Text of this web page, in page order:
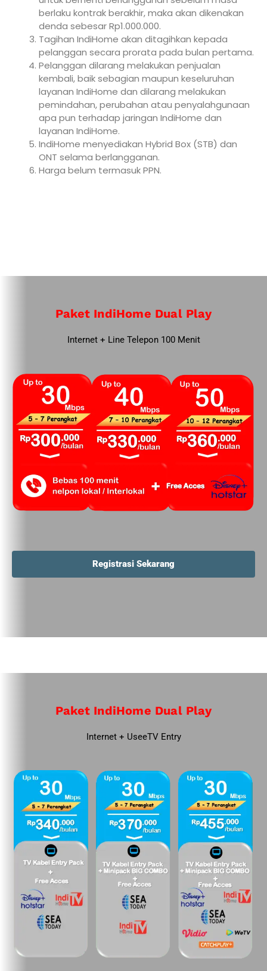
berlaku kontrak berakhir, maka akan dikenakan
denda sebesar Rp1.000.000.
Tagihan IndiHome akan ditagihkan kepada
pelanggan secara prorata pada bulan pertama.
Pelanggan dilarang melakukan penjualan
kembali, baik sebagian maupun keseluruhan
layanan IndiHome dan dilarang melakukan
pemindahan, perubahan atau penyalahgunaan
apa pun terhadap jaringan IndiHome dan
layanan IndiHome.
IndiHome menyediakan Hybrid Box (STB) dan
ONT selama berlangganan.
Harga belum termasuk PPN.
Paket IndiHome Dual Play
Internet + Line Telepon 100 Menit
Registrasi Sekarang
Paket IndiHome Dual Play
Internet + UseeTV Entry